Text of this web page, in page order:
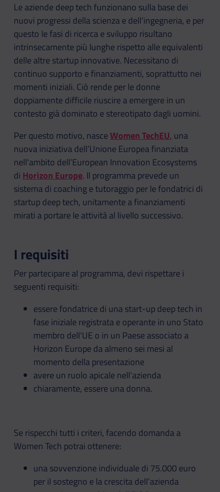
Le aziende deep tech funzionano sulla base dei
nuovi progressi della scienza e dell’ingegneria, e per
questo le fasi di ricerca e sviluppo risultano
intrinsecamente più lunghe rispetto alle equivalenti
delle altre startup innovative. Necessitano di
continuo supporto e finanziamenti, soprattutto nei
momenti iniziali. Ciò rende per le donne
doppiamente difficile riuscire a emergere in un
contesto già dominato e stereotipato dagli uomini.
Per questo motivo, nasceWomen TechEU, una
nuova iniziativa dell’Unione Europea finanziata
nell'ambito dell’European Innovation Ecosystems
di Horizon Europe. Il programma prevede un
sistema di coaching e tutoraggio per le fondatrici di
startup deep tech, unitamente a finanziamenti
mirati a portare le attività al livello successivo.
I requisiti
Per partecipare al programma, devi rispettare i
seguenti requisiti:
essere fondatrice di una start-up deep tech in
fase iniziale registrata e operante in uno Stato
membro dell'UE o in un Paese associato a
Horizon Europe da almeno sei mesi al
momento della presentazione
avere un ruolo apicale nell'azienda
chiaramente, essere una donna.
Se rispecchi tutti i criteri, facendo domanda a
Women Tech potrai ottenere:
una sovvenzione individuale di 75.000 euro
per il sostegno e la crescita dell’azienda